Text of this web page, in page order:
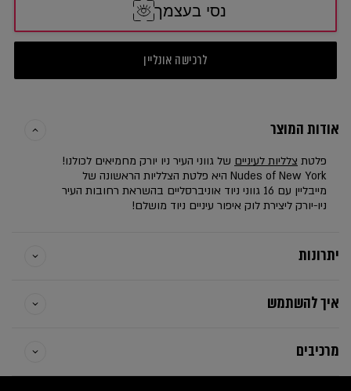
נסי בעצמך
לרכישה אונליין
אודות המוצר
פלטת צלליות לעיניים של גווני העיר ניו יורק מחמיאים לכולנו!
Nudes of New York היא פלטת הצלליות הראשונה של
מייבליין עם 16 גווני ניוד אוניברסליים בהשראת רחובות העיר
ניו-יורק ליצירת לוק איפור עיניים ניוד מושלם!
יתרונות
איך להשתמש
מרכיבים